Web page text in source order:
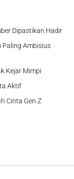
Dipastikan Hadir
Paling Ambisius
Kejar Mimpi
Aktif
Cinta Gen Z